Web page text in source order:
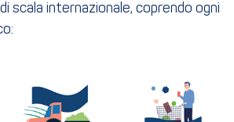
scala internazionale, coprendo ogni